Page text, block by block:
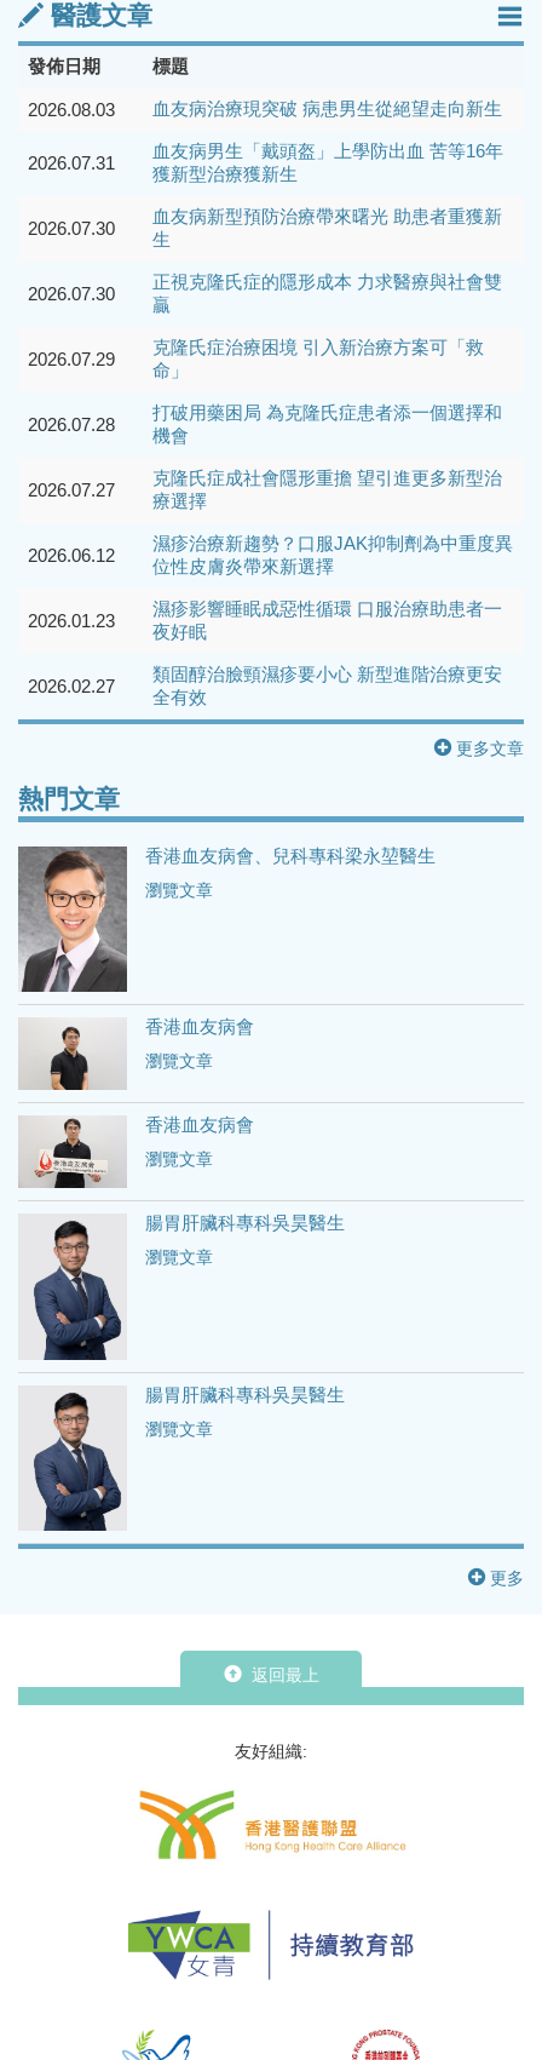
醫護文章
發佈日期 標題
2026.08.03 血友病治療現突破 病患男生從絕望走向新生
2026.07.31
血友病男生「戴頭盔」上學防出血 苦等16年
獲新型治療獲新生
2026.07.30
血友病新型預防治療帶來曙光 助患者重獲新
生
2026.07.30
正視克隆氏症的隱形成本 力求醫療與社會雙
贏
2026.07.29
克隆氏症治療困境 引入新治療方案可「救
命」
2026.07.28
打破用藥困局 為克隆氏症患者添一個選擇和
機會
2026.07.27
克隆氏症成社會隱形重擔 望引進更多新型治
療選擇
2026.06.12
濕疹治療新趨勢？口服JAK抑制劑為中重度異
位性皮膚炎帶來新選擇
2026.01.23
濕疹影響睡眠成惡性循環 口服治療助患者一
夜好眠
2026.02.27
類固醇治臉頸濕疹要小心 新型進階治療更安
全有效
更多文章
熱門文章
香港血友病會、兒科專科梁永堃醫生
瀏覽文章
香港血友病會
瀏覽文章
香港血友病會
瀏覽文章
腸胃肝臟科專科吳昊醫生
瀏覽文章
腸胃肝臟科專科吳昊醫生
瀏覽文章
更多
返回最上
友好組織: